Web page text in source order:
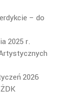
– do
2025 r.
2026